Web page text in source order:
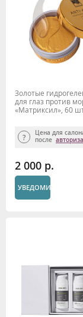
Золотые
для глаз против
«Матриксил», 60
Цена для
после
2 000 р.
УВЕДОМИТЬ